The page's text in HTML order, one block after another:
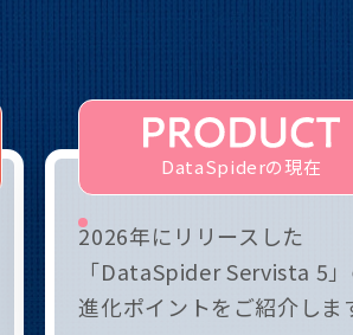
DataSpiderの現在
2026年にリリースした
「DataSpider Servista 5
進化ポイントをご紹介しま